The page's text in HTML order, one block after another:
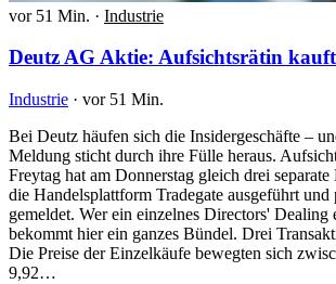
vor 51 Min. · Industrie
Deutz AG Aktie: Aufsichtsrätin
Industrie · vor 51 Min.
Bei Deutz häufen sich die Insidergeschäfte –
Meldung sticht durch ihre Fülle heraus.
Freytag hat am Donnerstag gleich drei
die Handelsplattform Tradegate ausgeführt
gemeldet. Wer ein einzelnes Directors' Dealing
bekommt hier ein ganzes Bündel. Drei
Die Preise der Einzelkäufe bewegten sich
9,92…